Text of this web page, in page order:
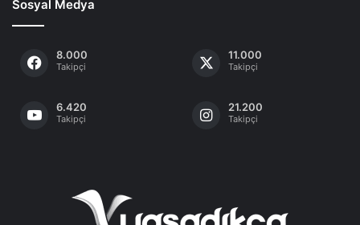
Sosyal Medya
8.000
Takipçi
11.000
Takipçi
6.420
Takipçi
21.200
Takipçi